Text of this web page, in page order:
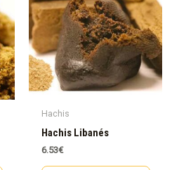
Hachis
Hachis Libanés
6.53€